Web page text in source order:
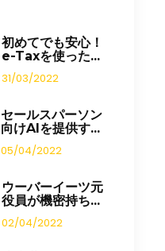
初めてでも安心！
e-Taxを使った...
31/03/2022
セールスパーソン
向けAIを提供す...
05/04/2022
ウーバーイーツ元
役員が機密持ち...
02/04/2022